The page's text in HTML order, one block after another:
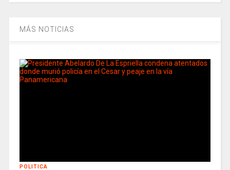
MÁS NOTICIAS
POLITICA